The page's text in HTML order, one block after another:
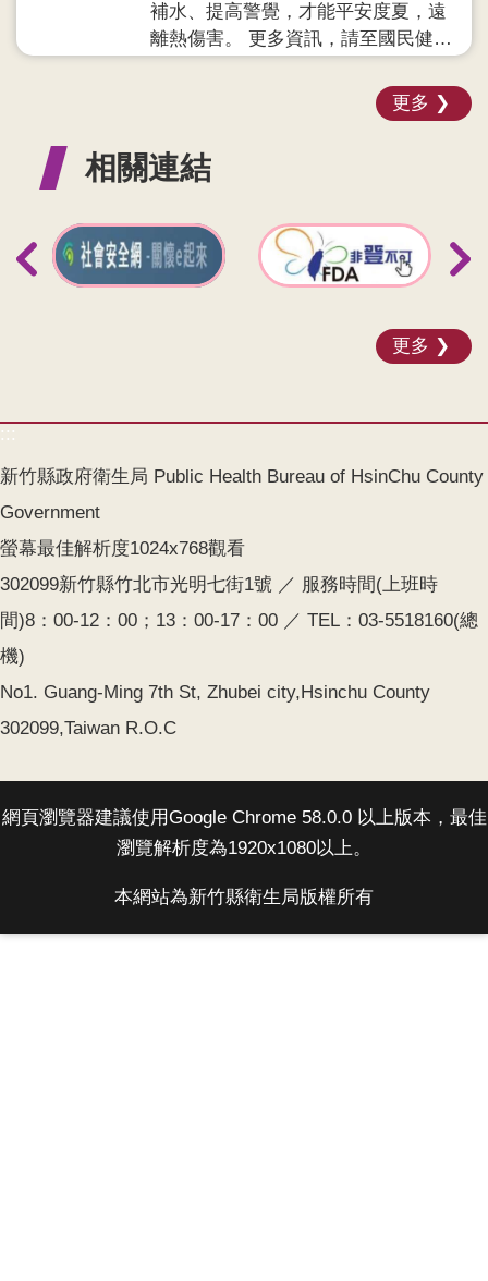
補水、提高警覺，才能平安度夏，遠
離熱傷害。 更多資訊，請至國民健康
更多
相關連結
更多
:::
新竹縣政府衛生局 Public Health Bureau of HsinChu County
Government
螢幕最佳解析度1024x768觀看
302099新竹縣竹北市光明七街1號 ／ 服務時間(上班時
間)8：00-12：00；13：00-17：00 ／ TEL：03-5518160(總
機)
No1. Guang-Ming 7th St, Zhubei city,Hsinchu County
302099,Taiwan R.O.C
網頁瀏覽器建議使用Google Chrome 58.0.0 以上版本，最佳
瀏覽解析度為1920x1080以上。
本網站為新竹縣衛生局版權所有